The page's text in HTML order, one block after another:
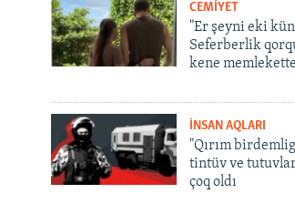
CEMİYET
"Er şeyni eki
Seferberlik
kene
İNSAN AQLARI
"Qırım
tintüv ve tutuvlar
çoq oldı